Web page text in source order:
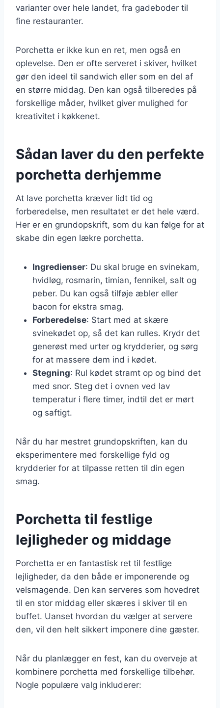
varianter over hele landet, fra gadeboder til
fine restauranter.
Porchetta er ikke kun en ret, men også en
oplevelse. Den er ofte serveret i skiver, hvilket
gør den ideel til sandwich eller som en del af
en større middag. Den kan også tilberedes på
forskellige måder, hvilket giver mulighed for
kreativitet i køkkenet.
Sådan laver du den perfekte
porchetta derhjemme
At lave porchetta kræver lidt tid og
forberedelse, men resultatet er det hele værd.
Her er en grundopskrift, som du kan følge for at
skabe din egen lækre porchetta.
Ingredienser: Du skal bruge en svinekam,
hvidløg, rosmarin, timian, fennikel, salt og
peber. Du kan også tilføje æbler eller
bacon for ekstra smag.
Forberedelse: Start med at skære
svinekødet op, så det kan rulles. Krydr det
generøst med urter og krydderier, og sørg
for at massere dem ind i kødet.
Stegning: Rul kødet stramt op og bind det
med snor. Steg det i ovnen ved lav
temperatur i flere timer, indtil det er mørt
og saftigt.
Når du har mestret grundopskriften, kan du
eksperimentere med forskellige fyld og
krydderier for at tilpasse retten til din egen
smag.
Porchetta til festlige
lejligheder og middage
Porchetta er en fantastisk ret til festlige
lejligheder, da den både er imponerende og
velsmagende. Den kan serveres som hovedret
til en stor middag eller skæres i skiver til en
buffet. Uanset hvordan du vælger at servere
den, vil den helt sikkert imponere dine gæster.
Når du planlægger en fest, kan du overveje at
kombinere porchetta med forskellige tilbehør.
Nogle populære valg inkluderer: